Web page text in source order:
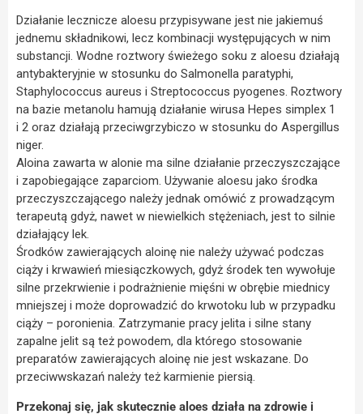
Działanie lecznicze aloesu przypisywane jest nie jakiemuś
jednemu składnikowi, lecz kombinacji występujących w nim
substancji. Wodne roztwory świeżego soku z aloesu działają
antybakteryjnie w stosunku do Salmonella paratyphi,
Staphylococcus aureus i Streptococcus pyogenes. Roztwory
na bazie metanolu hamują działanie wirusa Hepes simplex 1
i 2 oraz działają przeciwgrzybiczo w stosunku do Aspergillus
niger.
Aloina zawarta w alonie ma silne działanie przeczyszczające
i zapobiegające zaparciom. Używanie aloesu jako środka
przeczyszczającego należy jednak omówić z prowadzącym
terapeutą gdyż, nawet w niewielkich stężeniach, jest to silnie
działający lek.
Środków zawierających aloinę nie należy używać podczas
ciąży i krwawień miesiączkowych, gdyż środek ten wywołuje
silne przekrwienie i podrażnienie mięśni w obrębie miednicy
mniejszej i może doprowadzić do krwotoku lub w przypadku
ciąży – poronienia. Zatrzymanie pracy jelita i silne stany
zapalne jelit są też powodem, dla którego stosowanie
preparatów zawierających aloinę nie jest wskazane. Do
przeciwwskazań należy też karmienie piersią.
Przekonaj się, jak skutecznie aloes działa na zdrowie i